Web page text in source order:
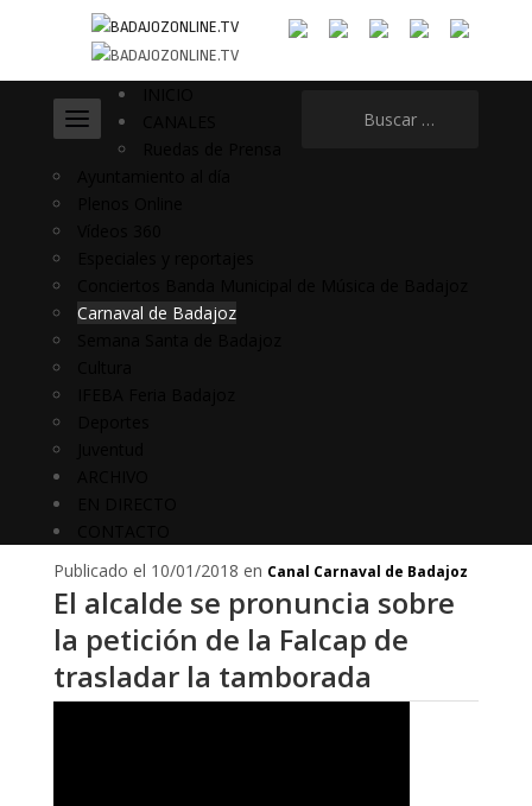
Carnaval de Badajoz
Publicado el 10/01/2018 en Canal Carnaval de Badajoz
El alcalde se pronuncia sobre
la petición de la Falcap de
trasladar la tamborada